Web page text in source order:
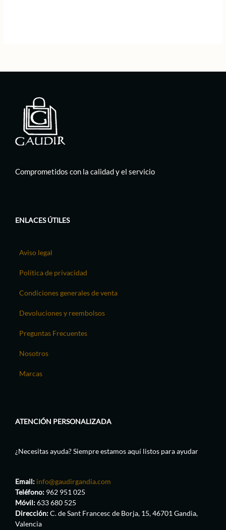
Comprometidos con la calidad y el servicio
ENLACES ÚTILES
Aviso legal
Política de privacidad
Condiciones generales de venta
Devoluciones y reembolsos
Preguntas Frecuentes
Nosotros
Marcas
ATENCIÓN PERSONALIZADA
¿Necesitas ayuda? Siempre estamos aquí listos para ayudar
Email: info@gaudirgandia.com
Teléfono: 962 951 025
Móvil:633 680 525
Dirección:C. de Sant Francesc de Borja, 15, 46701 Gandia,
Valencia